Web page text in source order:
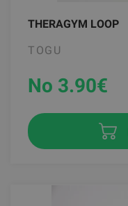
THERAGYM LOOP
TOGU
No 3.90€